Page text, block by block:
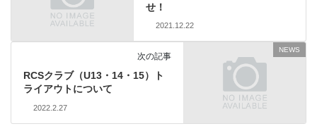
せ！
2021.12.22
NEWS
次の記事
RCSクラブ（U13・14・15）ト
ライアウトについて
2022.2.27